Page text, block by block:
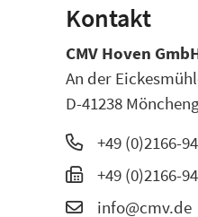
Kontakt
CMV Hoven
An der
D-41238
+49 (0)2166-
+49 (0)2166-
info@cmv.de